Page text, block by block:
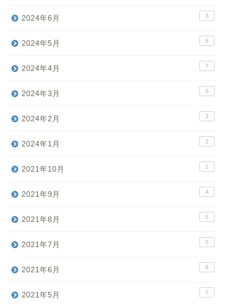
2024年6月 3
2024年5月 5
2024年4月 7
2024年3月 5
2024年2月 3
2024年1月 2
2021年10月 1
2021年9月 4
2021年8月 5
2021年7月 5
2021年6月 8
2021年5月 7